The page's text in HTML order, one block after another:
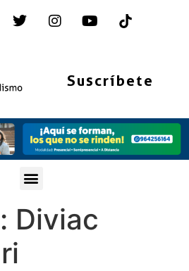
Suscríbete
Diviac